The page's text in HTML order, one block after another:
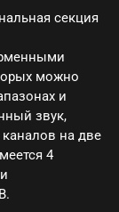
секция
можно
и
звук,
на две
4